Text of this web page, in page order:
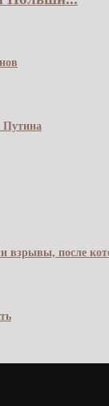
Путина
взрывы, после